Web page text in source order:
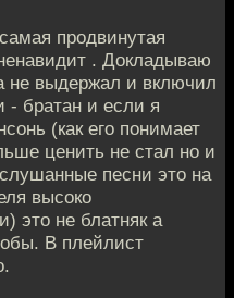
продвинутая
. Докладываю
не выдержал и включил
- братан и если я
(как его понимает
ценить не стал но и
песни это на
высоко
это не блатняк а
В плейлист